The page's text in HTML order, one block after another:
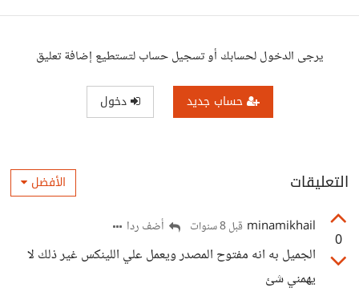
يرجى الدخول لحسابك أو تسجيل حساب لتستطيع إضافة تعليق
حساب جديد دخول
التعليقات الأفضل
0
minamikhail قبل 8 سنوات أضف ردا
الجميل به انه مفتوح المصدر ويعمل علي اللينكس غير ذلك لا
يهمني شئ